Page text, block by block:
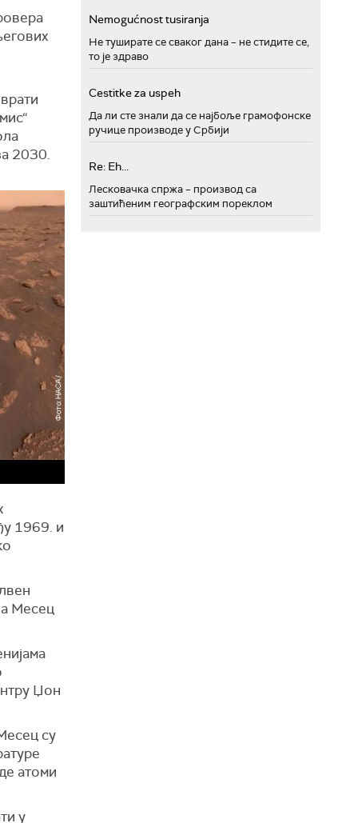
2030.
1969. и
Месец
Џон
су
атоми
у
Nemogućnost tusiranja
Не туширате се сваког дана – не стидите се,
то је здраво
Cestitke za uspeh
Да ли сте знали да се најбоље грамофонске
ручице производе у Србији
Re: Eh...
Лесковачка спржа – производ са
заштићеним географским пореклом